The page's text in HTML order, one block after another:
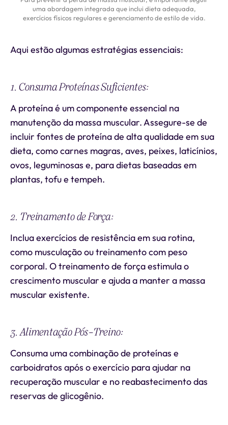
uma abordagem integrada que inclui dieta adequada,
exercícios físicos regulares e gerenciamento de estilo de vida.
Aqui estão algumas estratégias essenciais:
1. Consuma Proteínas Suficientes:
A proteína é um componente essencial na
manutenção da massa muscular. Assegure-se de
incluir fontes de proteína de alta qualidade em sua
dieta, como carnes magras, aves, peixes, laticínios,
ovos, leguminosas e, para dietas baseadas em
plantas, tofu e tempeh.
2. Treinamento de Força:
Inclua exercícios de resistência em sua rotina,
como musculação ou treinamento com peso
corporal. O treinamento de força estimula o
crescimento muscular e ajuda a manter a massa
muscular existente.
3. Alimentação Pós-Treino:
Consuma uma combinação de proteínas e
carboidratos após o exercício para ajudar na
recuperação muscular e no reabastecimento das
reservas de glicogênio.